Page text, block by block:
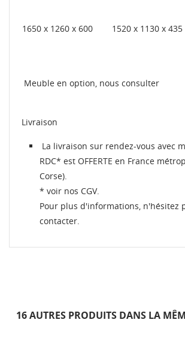
1650 x 1260 x 600 1520 x 1130 x 435
Meuble en option, nous consulter
Livraison
La livraison sur rendez-vous avec
RDC* est OFFERTE en France
Corse).
* voir nos CGV.
Pour plus d'informations, n'hésitez
contacter.
16 AUTRES PRODUITS DANS LA